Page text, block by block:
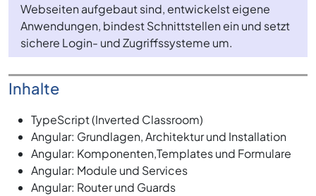
Webseiten aufgebaut sind, entwickelst eigene
Anwendungen, bindest Schnittstellen ein und setzt
sichere Login- und Zugriffssysteme um.
Inhalte
TypeScript (Inverted Classroom)
Angular: Grundlagen, Architektur und Installation
Angular: Komponenten,Templates und Formulare
Angular: Module und Services
Angular: Router und Guards